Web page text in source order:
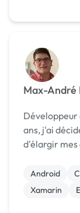
Max-André
ans, j'ai
d'élargir mes
Android
Xamarin